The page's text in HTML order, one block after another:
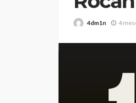
4dm1n 4